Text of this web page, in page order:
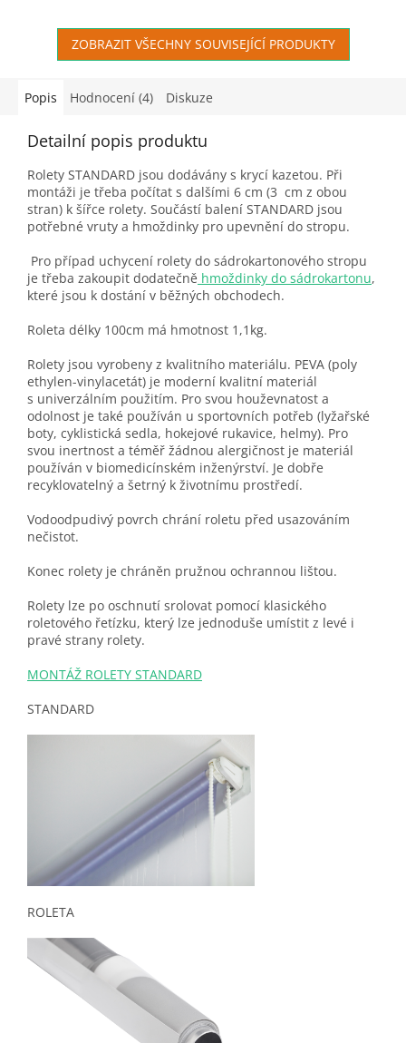
ZOBRAZIT VŠECHNY SOUVISEJÍCÍ PRODUKTY
Popis Hodnocení (4) Diskuze
Detailní popis produktu
Rolety STANDARD jsou dodávány s krycí kazetou. Při
montáži je třeba počítat s dalšími 6 cm (3 cm z obou
stran) k šířce rolety. Součástí balení STANDARD jsou
potřebné vruty a hmoždinky pro upevnění do stropu.
Pro případ uchycení rolety do sádrokartonového stropu
je třeba zakoupit dodatečně hmoždinky do sádrokartonu,
které jsou k dostání v běžných obchodech.
Roleta délky 100cm má hmotnost 1,1kg.
Rolety jsou vyrobeny z kvalitního materiálu. PEVA (poly
ethylen-vinylacetát) je moderní kvalitní materiál
s univerzálním použitím. Pro svou houževnatost a
odolnost je také používán u sportovních potřeb (lyžařské
boty, cyklistická sedla, hokejové rukavice, helmy). Pro
svou inertnost a téměř žádnou alergičnost je materiál
používán v biomedicínském inženýrství. Je dobře
recyklovatelný a šetrný k životnímu prostředí.
Vodoodpudivý povrch chrání roletu před usazováním
nečistot.
Konec rolety je chráněn pružnou ochrannou lištou.
Rolety lze po oschnutí srolovat pomocí klasického
roletového řetízku, který lze jednoduše umístit z levé i
pravé strany rolety.
MONTÁŽ ROLETY STANDARD
STANDARD
ROLETA